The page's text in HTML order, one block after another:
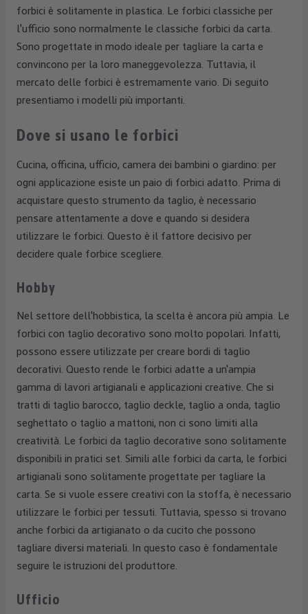
forbici è solitamente in plastica. Le forbici classiche per
l'ufficio sono normalmente le classiche forbici da carta.
Sono progettate in modo ideale per tagliare la carta e
convincono per la loro maneggevolezza. Tuttavia, il
mercato delle forbici è estremamente vario. Di seguito
presentiamo i modelli più importanti.
Dove si usano le forbici
Cucina, officina, ufficio, camera dei bambini o giardino: per
ogni applicazione esiste un paio di forbici adatto. Prima di
acquistare questo strumento da taglio, è necessario
pensare attentamente a dove e quando si desidera
utilizzare le forbici. Questo è il fattore decisivo per
decidere quale forbice scegliere.
Hobby
Nel settore dell'hobbistica, la scelta è ancora più ampia. Le
forbici con taglio decorativo sono molto popolari. Infatti,
possono essere utilizzate per creare bordi di taglio
decorativi. Questo rende le forbici adatte a un'ampia
gamma di lavori artigianali e applicazioni creative. Che si
tratti di taglio barocco, taglio deckle, taglio a onda, taglio
seghettato o taglio a mattoni, non ci sono limiti alla
creatività. Le forbici da taglio decorative sono solitamente
disponibili in pratici set. Simili alle forbici da carta, le forbici
artigianali sono solitamente progettate per tagliare la
carta. Se si vuole essere creativi con la stoffa, è necessario
utilizzare le forbici per tessuti. Tuttavia, spesso si trovano
anche forbici da artigianato o da cucito che possono
tagliare diversi materiali. In questo caso è fondamentale
seguire le istruzioni del produttore.
Ufficio